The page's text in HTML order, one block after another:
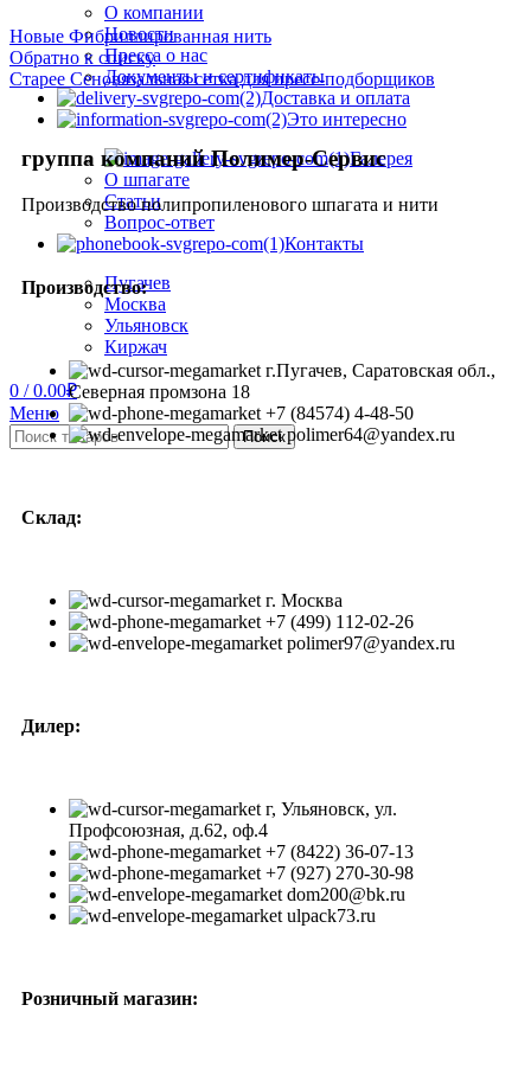
О компании
Новости
Пресса о нас
Документы и сертификаты
Доставка и оплата
Это интересно
Галерея
О шпагате
Статьи
Вопрос-ответ
Контакты
Пугачев
Москва
Ульяновск
Киржач
0 / 0.00₽
Меню
Поиск
Новые Фибриллированная нить
Обратно к списку
Старее Сеновязальная сетка для пресс-подборщиков
группа компаний Полимер-Сервис
Производство полипропиленового шпагата и нити
Производство:
г.Пугачев, Саратовская обл.,
Северная промзона 18
+7 (84574) 4-48-50
polimer64@yandex.ru
Склад:
г. Москва
+7 (499) 112-02-26
polimer97@yandex.ru
Дилер:
г, Ульяновск, ул.
Профсоюзная, д.62, оф.4
+7 (8422) 36-07-13
+7 (927) 270-30-98
dom200@bk.ru
ulpack73.ru
Розничный магазин: